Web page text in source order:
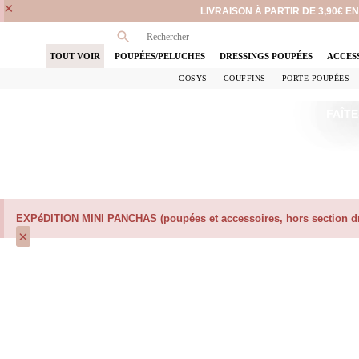
LIVRAISON À PARTIR DE 3,90€
×
TOUT VOIR
POUPÉES/PELUCHES DRESSINGS POUPÉES
COSYS COUFFINS PORTE POUPÉES
EXPéDITION MINI PANCHAS (poupées et accessoires, hors section
×